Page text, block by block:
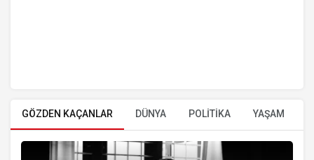
GÖZDEN KAÇANLAR DÜNYA POLİTİKA YAŞAM